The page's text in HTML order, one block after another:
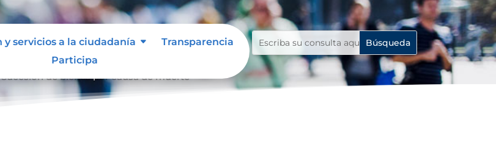
y servicios a la ciudadanía
Transparencia
Participa